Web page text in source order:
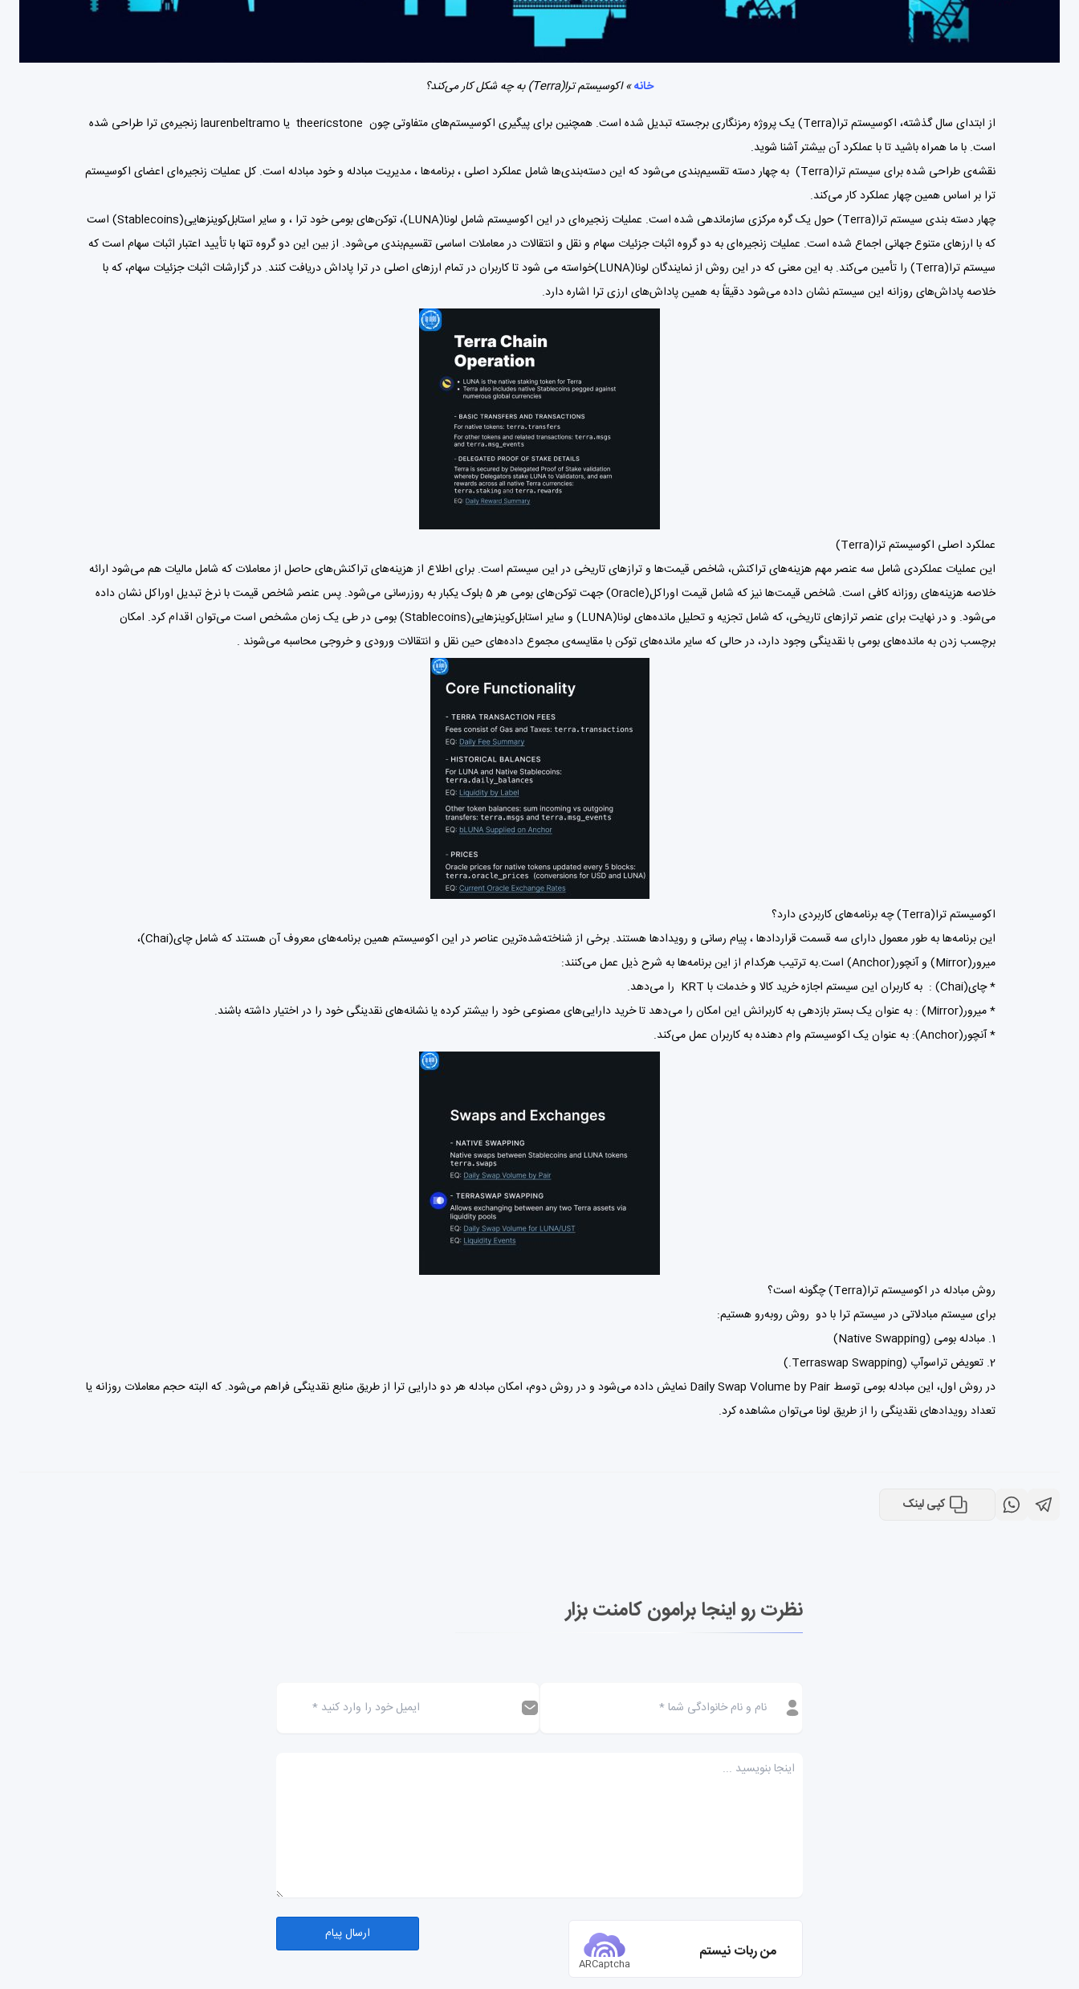
خانه»اکوسیستم ترا(Terra) به چه شکل کار می‌کند؟
از ابتدای سال گذشته، اکوسیستمترا
(Terra) یک پروژه رمزنگاری برجسته تبدیل شده است. همچنین برای پیگیری اکوسیستم‌های متفاوتی چون theericstone یا laurenbeltramo زنجیره‌ی ترا طراحی شده
است. با ما همراه باشید تا با عملکرد آن بیشتر آشنا شوید.
نقشه‌ی طراحی شده برای سیستم ترا(Terra) به چهار دسته تقسیم‌بندی می‌شود که این دسته‌بندی‌ها شامل عملکرد اصلی ، برنامه‌ها ، مدیریت مبادله و خود مبادله است. کل عملیات زنجیره‌ای اعضای اکوسیستم
ترا بر اساس همین چهار عملکرد کار می‌کند.
چهار دسته بندی سیستم ترا(Terra) حول یک گره مرکزی سازماندهی شده است. عملیات زنجیره‌ای در این اکوسیستم شامل لونا(LUNA
)، توکن‌های بومی خود ترا ، و سایر استابل‌کوینزهایی(Stablecoins) است
که با ارزهای متنوع جهانی اجماع شده است. عملیات زنجیره‌ای به دو گروه اثبات جزئیات سهام و نقل و انتقالات در معاملات اساسی تقسیم‌بندی می‌شود. از بین این دو گروه تنها با تأیید اعتبار اثبات سهام است که
سیستم ترا(Terra) را تأمین می‌کند. به این معنی که در این روش از نمایندگان لونا(LUNA)خواسته می شود تا کاربران در تمام ارزهای اصلی در ترا پاداش دریافت کنند. در گزارشات اثبات جزئیات سهام، که با
خلاصه پاداش‌های روزانه این سیستم نشان داده می‌شود دقیقاً به همین پاداش‌های ارزی ترا اشاره دارد.
عملکرد اصلی اکوسیستم ترا(Terra)
این عملیات عملکردی شامل سه عنصر مهم هزینه‌های تراکنش، شاخص قیمت‌ها و ترازهای تاریخی در این سیستم است. برای اطلاع از هزینه‌های تراکنش‌های حاصل از معاملات که شامل مالیات هم می‌شود ارائه
خلاصه هزینه‌های روزانه کافی است. شاخص قیمت‌ها نیز که شامل قیمت اوراکل(Oracle) جهت توکن‌های بومی هر 5 بلوک یکبار به روزرسانی می‌شود. پس عنصر شاخص قیمت با نرخ تبدیل اوراکل نشان داده
می‌شود. و در نهایت برای عنصر ترازهای تاریخی، که شامل تجزیه و تحلیل مانده‌های لونا(LUNA) و سایر استابل‌کوینزهایی(Stablecoins) بومی در طی یک زمان مشخص است می‌توان اقدام کرد. امکان
برچسب زدن به مانده‌های بومی با نقدینگی وجود دارد، در حالی که سایر مانده‌های توکن با مقایسه‌ی مجموع داده‌های حین نقل و انتقالات ورودی و خروجی محاسبه می‌شوند .
اکوسیستم ترا(Terra) چه برنامه‌های کاربردی دارد؟
این برنامه‌ها به طور معمول دارای سه قسمت قراردادها ، پیام رسانی و رویدادها هستند. برخی از شناخته‌شده‌ترین عناصر در این اکوسیستم همین برنامه‌های معروف آن هستند که شامل چای(Chai)،
میرور(Mirror) و آنچور(Anchor) است.به ترتیب هرکدام از این برنامه‌ها به شرح ذیل عمل می‌کنند:
* چای(Chai) : به کاربران این سیستم اجازه خرید کالا و خدمات با KRT را می‌دهد.
* میرور(Mirror) : به عنوان یک بستر بازدهی به کاربرانش این امکان را می‌دهد تا خرید دارایی‌های مصنوعی خود را بیشتر کرده یا نشانه‌های نقدینگی خود را در اختیار داشته باشند.
* آنچور(Anchor): به عنوان یک اکوسیستم وام دهنده به کاربران عمل می‌کند.
روش مبادله در اکوسیستم ترا(Terra) چگونه است؟
برای سیستم مبادلاتی در سیستم ترا با دو روش روبه‌رو هستیم:
مبادله بومی (Native Swapping)
تعویض تراسوآپ (Terraswap Swapping.)
در روش اول، این مبادله بومی توسط Daily Swap Volume by Pair نمایش داده می‌شود و در روش دوم، امکان مبادله هر دو دارایی ترا از طریق منابع نقدینگی فراهم می‌شود. که البته حجم معاملات روزانه یا
تعداد رویدادهای نقدینگی را از طریق لونا می‌توان مشاهده کرد.
کپی لینک
نظرت رو اینجا برامون کامنت بزار
من ربات نیستم
ARCaptcha